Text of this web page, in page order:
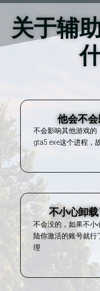
关于辅
他会不
不会影响其他游戏的
gta5.exe这个进程，
不小心卸
不会没的，如果不小
陆你激活的账号就
理